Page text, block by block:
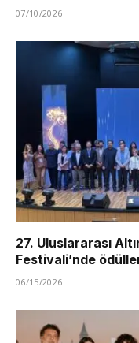
07/10/2026
27. Uluslararası
Festivali’nde
06/15/2026